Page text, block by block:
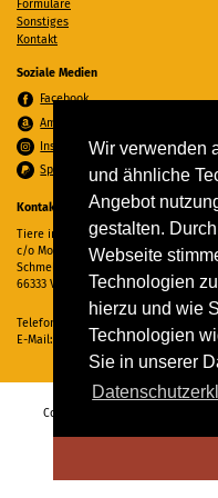
Wir verwenden
und ähnliche
Angebot
gestalten.
Webseite
Technologien
hierzu und wie
Technologien
Sie in unserer
Formulare
Sonstiges
Kontakt
Soziale Medien
Facebook
Amazon Wunschzettel
Instagram
Spenden per PayPal
Kontakt
Tiere in Not Saar e.V.
c/o Monika Ewen
Schmelzer Straße 22
66333 Völklingen
Telefon:
E-Mail:
info@tiere-in-not-saar.de
Copyright © 2026 Tiere in Not